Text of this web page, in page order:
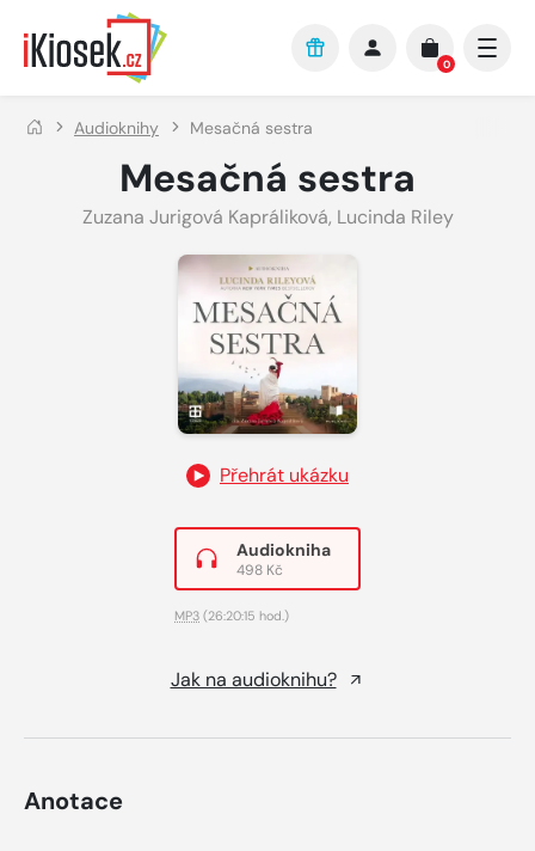
Přejít na hlavní obsah
0
Audioknihy Mesačná sestra
Mesačná sestra
Zuzana Jurigová Kapráliková, Lucinda Riley
Přehrát ukázku
Audiokniha
498 Kč
MP3 (26:20:15 hod.)
Jak na audioknihu?
Anotace